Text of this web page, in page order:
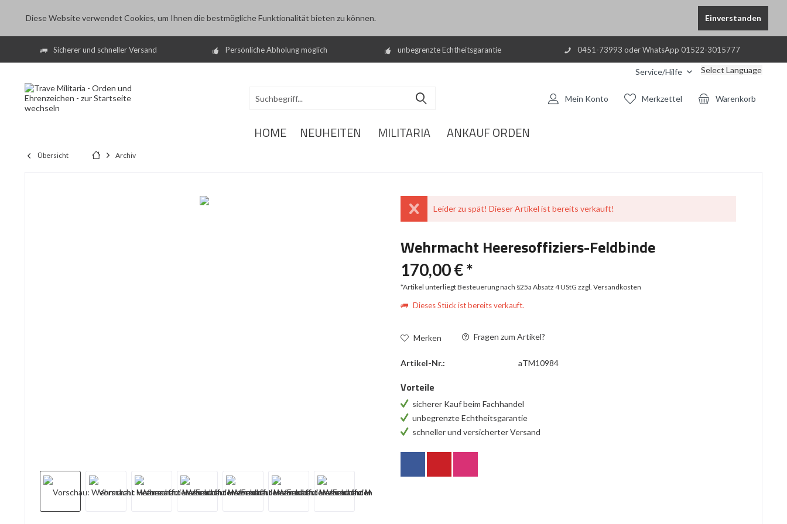
Diese Website verwendet Cookies, um Ihnen die bestmögliche Funktionalität bieten zu können. Einverstanden
Sicherer und schneller Versand Persönliche Abholung möglich unbegrenzte Echtheitsgarantie 0451-73993 oder WhatsApp 01522-3015777
Service/Hilfe Select Language
Warenkorb
Merkzettel
Mein Konto
HOME NEUHEITEN MILITARIA ANKAUF ORDEN
Übersicht Archiv
Leider zu spät! Dieser Artikel ist bereits verkauft!
Wehrmacht Heeresoffiziers-Feldbinde
170,00 € *
*Artikel unterliegt Besteuerung nach §25a Absatz 4 UStGzzgl. Versandkosten
Dieses Stück ist bereits verkauft.
Merken Fragen zum Artikel?
Artikel-Nr.: aTM10984
Vorteile
sicherer Kauf beim Fachhandel
unbegrenzte Echtheitsgarantie
schneller und versicherter Versand